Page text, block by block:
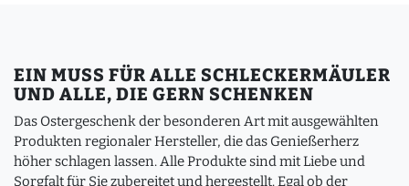
EIN MUSS FÜR ALLE SCHLECKERMÄULER
UND ALLE, DIE GERN SCHENKEN
Das Ostergeschenk der besonderen Art mit ausgewählten
Produkten regionaler Hersteller, die das Genießerherz
höher schlagen lassen. Alle Produkte sind mit Liebe und
Sorgfalt für Sie zubereitet und hergestellt. Egal ob der